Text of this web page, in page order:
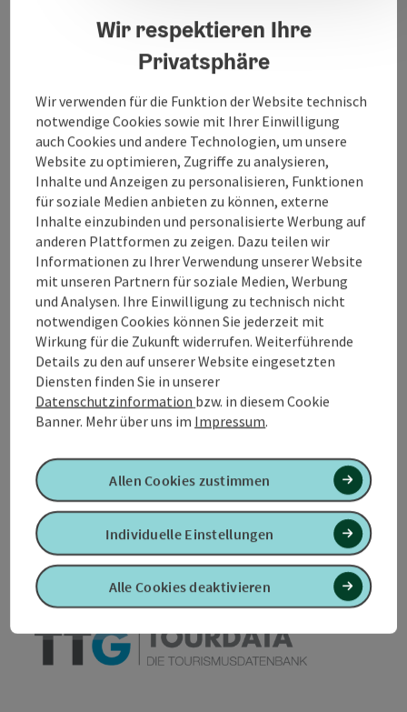
Partner für anspruchsvolle Reinigungsaufgaben.
Die Kombination aus Know-how, Innovation und
Erfahrung wird auch Sie überzeugen!
Kontakt
Öffnungszeiten
Anreise/Lage
Eignung
Barrierefreiheit
PDF erstellen
Beitrag drucken
In der Nähe
powered byTOURDATA
Wir respektieren Ihre
Privatsphäre
Wir verwenden für die Funktion der Website technisch
notwendige Cookies sowie mit Ihrer Einwilligung
auch Cookies und andere Technologien, um unsere
Website zu optimieren, Zugriffe zu analysieren,
Inhalte und Anzeigen zu personalisieren, Funktionen
für soziale Medien anbieten zu können, externe
Inhalte einzubinden und personalisierte Werbung auf
anderen Plattformen zu zeigen. Dazu teilen wir
Informationen zu Ihrer Verwendung unserer Website
mit unseren Partnern für soziale Medien, Werbung
und Analysen. Ihre Einwilligung zu technisch nicht
notwendigen Cookies können Sie jederzeit mit
Wirkung für die Zukunft widerrufen. Weiterführende
Details zu den auf unserer Website eingesetzten
Diensten finden Sie in unserer
Datenschutzinformation bzw. in diesem Cookie
Banner. Mehr über uns im Impressum.
Alle Cookies deaktivieren
Individuelle Einstellungen
Allen Cookies zustimmen